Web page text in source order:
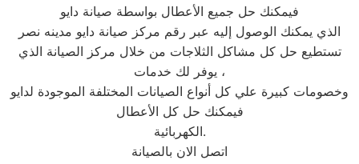
فيمكنك حل جميع الأعطال بواسطة صيانة دايو
الذي يمكنك الوصول إليه عبر رقم مركز صيانة دايو مدينه نصر
تستطيع حل كل مشاكل الثلاجات من خلال مركز الصيانة الذي
يوفر لك خدمات ،
وخصومات كبيرة علي كل أنواع الصيانات المختلفة الموجودة لدايو
فيمكنك حل كل الأعطال
الكهربائية.
اتصل الان بالصيانة